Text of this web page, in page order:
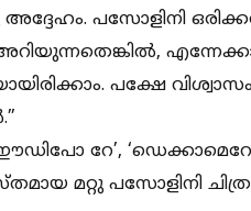
അദ്ദേഹം. പസോളിനി
പക്ഷേ
റേ’,
മറ്റു പസോളിനി